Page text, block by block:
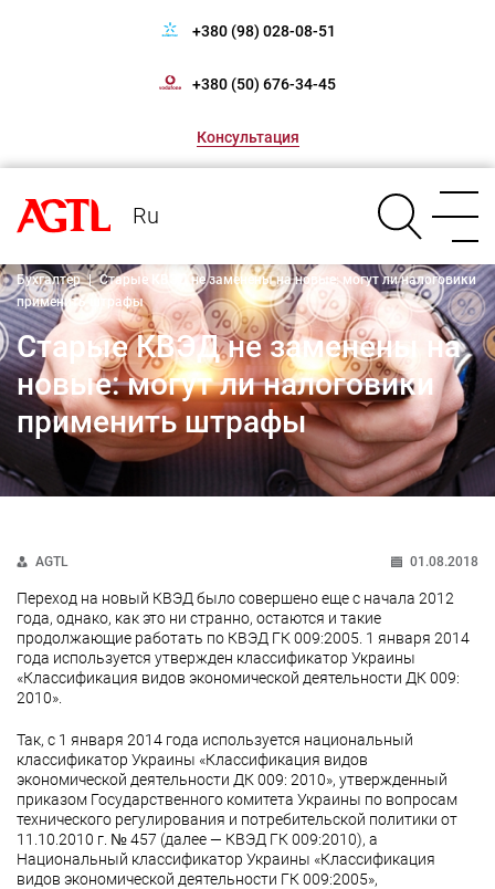
+380 (98) 028-08-51
+380 (50) 676-34-45
Консультация
Ru
Бухгалтер | Старые КВЭД не заменены на новые: могут ли налоговики
применить штрафы
Старые КВЭД не заменены на
новые: могут ли налоговики
применить штрафы
AGTL 01.08.2018
Переход на новый КВЭД было совершено еще с начала 2012
года, однако, как это ни странно, остаются и такие
продолжающие работать по КВЭД ГК 009:2005. 1 января 2014
года используется утвержден классификатор Украины
«Классификация видов экономической деятельности ДК 009:
2010».
Так, с 1 января 2014 года используется национальный
классификатор Украины «Классификация видов
экономической деятельности ДК 009: 2010», утвержденный
приказом Государственного комитета Украины по вопросам
технического регулирования и потребительской политики от
11.10.2010 г. № 457 (далее — КВЭД ГК 009:2010), а
Национальный классификатор Украины «Классификация
видов экономической деятельности ГК 009:2005»,